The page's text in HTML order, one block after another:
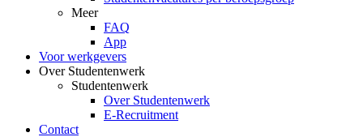
Meer
FAQ
App
Voor werkgevers
Over Studentenwerk
Studentenwerk
Over Studentenwerk
E-Recruitment
Contact